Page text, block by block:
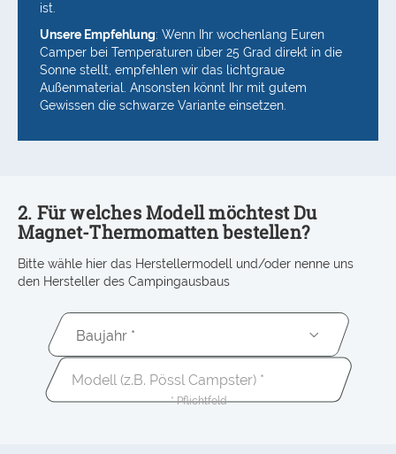
ist.
Unsere Empfehlung: Wenn Ihr wochenlang Euren
Camper bei Temperaturen über 25 Grad direkt in die
Sonne stellt, empfehlen wir das lichtgraue
Außenmaterial. Ansonsten könnt Ihr mit gutem
Gewissen die schwarze Variante einsetzen.
2. Für welches Modell möchtest Du
Magnet-Thermomatten bestellen?
Bitte wähle hier das Herstellermodell und/oder nenne uns
den Hersteller des Campingausbaus
Baujahr *
* Pflichtfeld